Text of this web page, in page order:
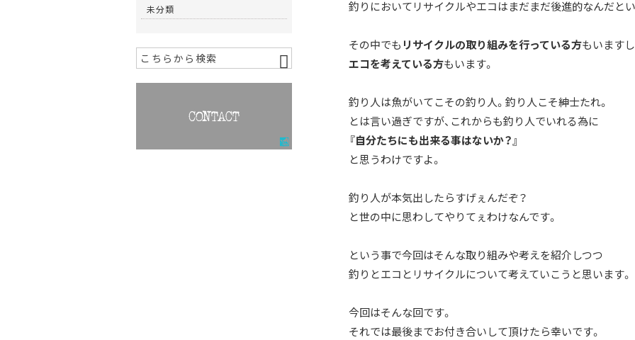
釣りにおいてリサイクルやエコはまだまだ後進的なんだと
その中でも リサイクルの取り組みを行っている方もいますし
エコを考えている方もいます。
釣り人は魚がいてこその釣り人。釣り人こそ紳士たれ。
とは言い過ぎですが、これからも釣り人でいれる為に
『自分たちにも出来る事はないか？』
と思うわけですよ。
釣り人が本気出したらすげぇんだぞ？
と世の中に思わしてやりてぇわけなんです。
という事で今回はそんな取り組みや考えを紹介しつつ
釣りとエコとリサイクルについて考えていこうと思います。
今回はそんな回です。
それでは最後までお付き合いして頂けたら幸いです。
未分類